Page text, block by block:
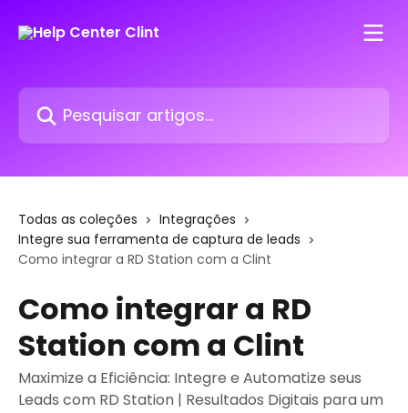
Pesquisar artigos...
Todas as coleções
Integrações
Integre sua ferramenta de captura de leads
Como integrar a RD Station com a Clint
Como integrar a RD
Station com a Clint
Maximize a Eficiência: Integre e Automatize seus
Leads com RD Station | Resultados Digitais para um